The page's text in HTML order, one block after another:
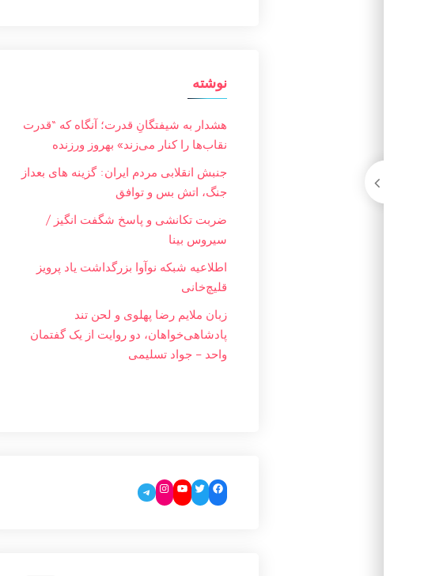
نوشته
هشدار به شیفتگانِ قدرت؛ آنگاه که “قدرت
نقاب‌ها را کنار می‌زند» بهروز ورزنده
جنبش انقلابی مردم ایران: گزینه های بعداز
جنگ، اتش بس و توافق
ضربت تکانشی و پاسخ شگفت انگیز /
سیروس بینا
اطلاعیه شبکه نوآوا بزرگداشت یاد پرویز
قلیچ‌خانی
زبان ملایم‌ رضا پهلوی و لحن تند
پادشاهی‌خواهان، دو روایت از یک گفتمان
واحد – جواد تسليمی
Facebook
Twitter
YouTube
Instagram
Telegram